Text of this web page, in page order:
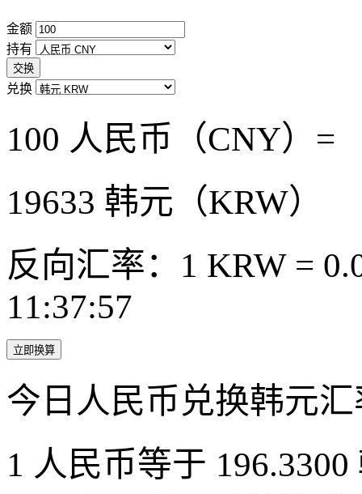
金额
持有
交换
兑换
100 人民币（CNY）=
19633 韩元（KRW）
反向汇率：1 KRW =
11:37:57
立即换算
今日人民币兑换韩元
1 人民币等于